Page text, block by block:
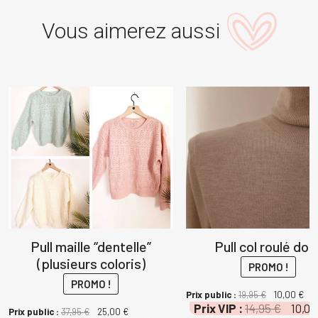
Vous aimerez aussi
Pull maille “dentelle”
(plusieurs coloris)
PROMO !
Prix public : 37,95€
Le25,00 €Le
Pull col roulé
PROMO !
Prix public : 19,95€
Le
prix
10,00 €Le
Prix VIP : 14,95€ Le
10,00